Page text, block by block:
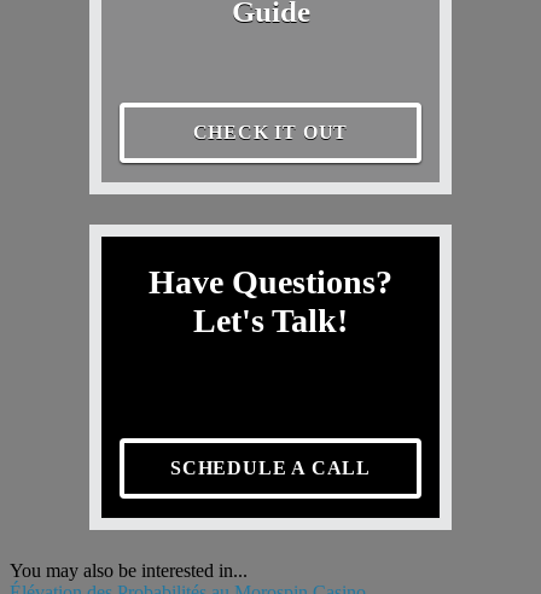
Guide
CHECK IT OUT
Have Questions?
Let's Talk!
SCHEDULE A CALL
You may also be interested in...